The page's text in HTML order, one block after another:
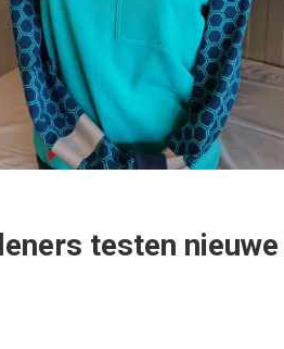
testen